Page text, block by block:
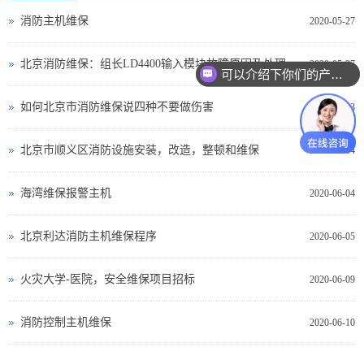
2020-05-27
消防主机维保
2020-05-27
北京消防维保：组长LD4400输入模块故障原因及处理方法
2020-06-03
如何北京市消防维保说四种不要做伤害
2020-06-04
北京市顺义区消防设施安装，改造，整顿和维保
2020-06-04
海湾维保报警主机
2020-06-05
北京利达消防主机维保程序
2020-06-09
火灾大学-医院，安全维保项目招标
2020-06-10
消防控制主机维保